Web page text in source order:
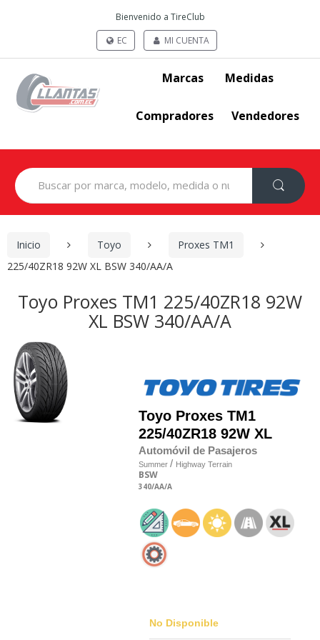
Bienvenido a TireClub
EC
MI CUENTA
Marcas Medidas
Compradores Vendedores
Search
for:
Inicio Toyo
Proxes TM1
225/40ZR18 92W XL BSW 340/AA/A
Toyo Proxes TM1 225/40ZR18 92W
XL BSW 340/AA/A
Toyo Proxes TM1
225/40ZR18 92W XL
Automóvil de Pasajeros
Summer / Highway Terrain
BSW
340/AA/A
No Disponible